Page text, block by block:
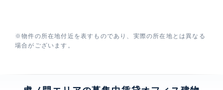
※物件の所在地付近を表すものであり、実際の所在地とは異なる
場合がございます。